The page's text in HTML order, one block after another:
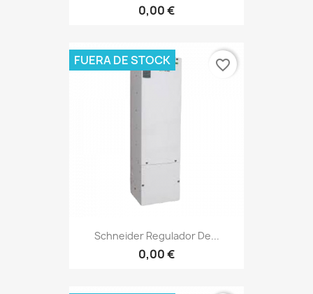
0,00 €
Schneider Regulador De...
0,00 €
FUERA DE STOCK favorite_border